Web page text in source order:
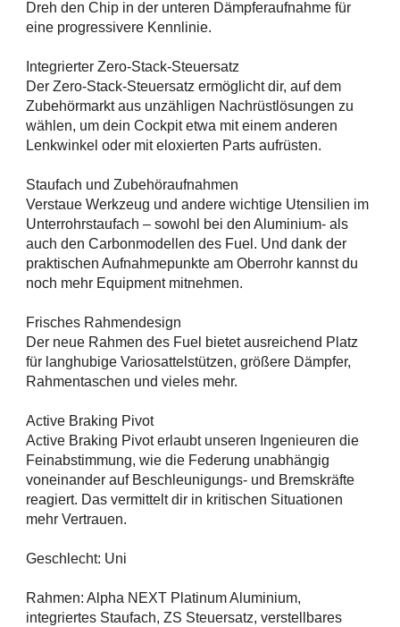
Dreh den Chip in der unteren Dämpferaufnahme für
eine progressivere Kennlinie.
Integrierter Zero-Stack-Steuersatz
Der Zero-Stack-Steuersatz ermöglicht dir, auf dem
Zubehörmarkt aus unzähligen Nachrüstlösungen zu
wählen, um dein Cockpit etwa mit einem anderen
Lenkwinkel oder mit eloxierten Parts aufrüsten.
Staufach und Zubehöraufnahmen
Verstaue Werkzeug und andere wichtige Utensilien im
Unterrohrstaufach – sowohl bei den Aluminium- als
auch den Carbonmodellen des Fuel. Und dank der
praktischen Aufnahmepunkte am Oberrohr kannst du
noch mehr Equipment mitnehmen.
Frisches Rahmendesign
Der neue Rahmen des Fuel bietet ausreichend Platz
für langhubige Variosattelstützen, größere Dämpfer,
Rahmentaschen und vieles mehr.
Active Braking Pivot
Active Braking Pivot erlaubt unseren Ingenieuren die
Feinabstimmung, wie die Federung unabhängig
voneinander auf Beschleunigungs- und Bremskräfte
reagiert. Das vermittelt dir in kritischen Situationen
mehr Vertrauen.
Geschlecht: Uni
Rahmen: Alpha NEXT Platinum Aluminium,
integriertes Staufach, ZS Steuersatz, verstellbares